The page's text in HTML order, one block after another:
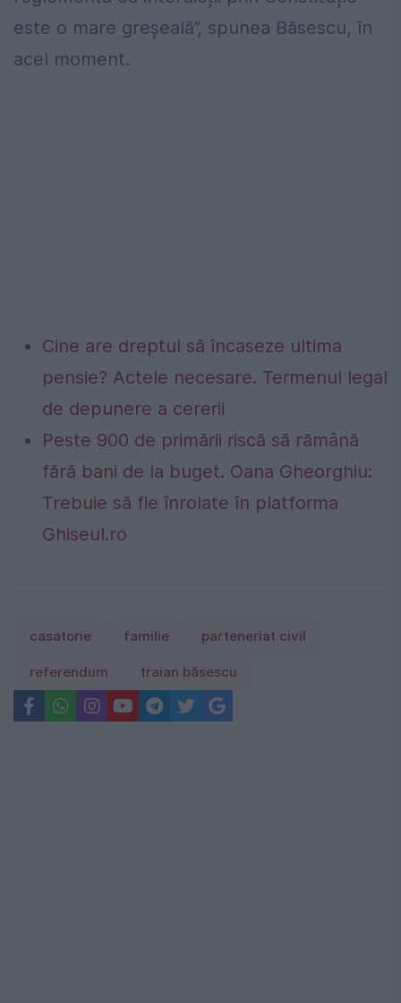
este o mare greșeală”, spunea Băsescu, în
acel moment.
Cine are dreptul să încaseze ultima
pensie? Actele necesare. Termenul legal
de depunere a cererii
Peste 900 de primării riscă să rămână
fără bani de la buget. Oana Gheorghiu:
Trebuie să fie înrolate în platforma
Ghiseul.ro
casatorie familie parteneriat civil
referendum traian băsescu